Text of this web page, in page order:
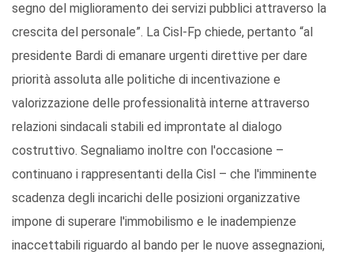
segno del miglioramento dei servizi pubblici attraverso la
crescita del personale”. La Cisl-Fp chiede, pertanto “al
presidente Bardi di emanare urgenti direttive per dare
priorità assoluta alle politiche di incentivazione e
valorizzazione delle professionalità interne attraverso
relazioni sindacali stabili ed improntate al dialogo
costruttivo. Segnaliamo inoltre con l'occasione –
continuano i rappresentanti della Cisl – che l'imminente
scadenza degli incarichi delle posizioni organizzative
impone di superare l'immobilismo e le inadempienze
inaccettabili riguardo al bando per le nuove assegnazioni,